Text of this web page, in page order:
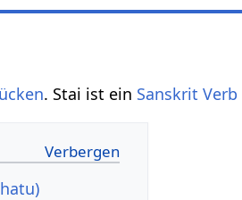
. Stai ist ein Sanskrit Verb